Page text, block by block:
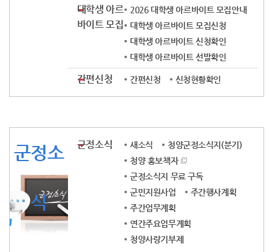
대학생 아르
바이트 모집
2026 대학생 아르바이트 모집안내
대학생 아르바이트 모집신청
대학생 아르바이트 신청확인
대학생 아르바이트 선발확인
간편신청 간편신청 신청현황확인
군정소
식
군정소식 새소식
청양군정소식지(분기)
청양 홍보책자
군정소식지 무료 구독
군민지원사업
주간행사계획
주간업무계획
연간주요업무계획
청양사랑기부제